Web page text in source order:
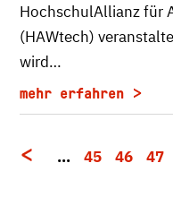
HochschulAllianz für
(HAWtech)
wird…
mehr erfahren
… 45 46 47